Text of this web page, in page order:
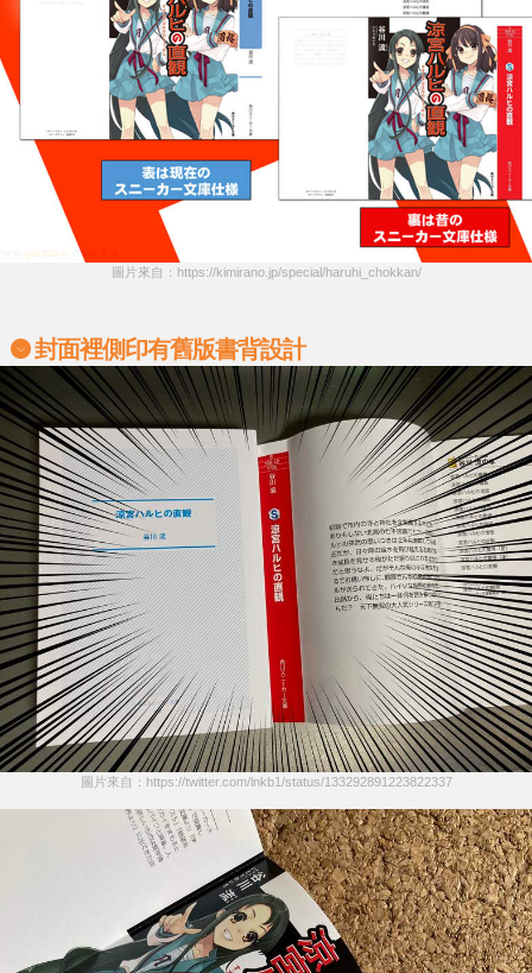
圖片來自：https://kimirano.jp/special/haruhi_chokkan/
封面裡側印有舊版書背設計
圖片來自：https://twitter.com/lnkb1/status/133292891223822337